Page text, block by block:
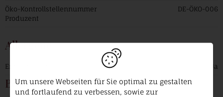
Öko-Kontrollstellennummer
Produzent
DE-ÖKO-006
Allergene
Enthält Sulfite Ja
Bewertungen
Um unsere Webseiten für Sie optimal zu gestalten
und fortlaufend zu verbessen, sowie zur